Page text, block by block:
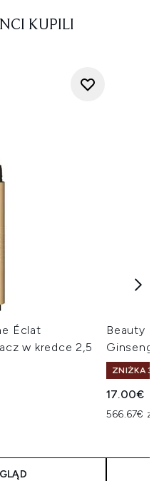
KUPILI
Éclat
w kredce 2,5
Beauty of
Ginseng
ZNIŻKA
17.00€
566.67€ za